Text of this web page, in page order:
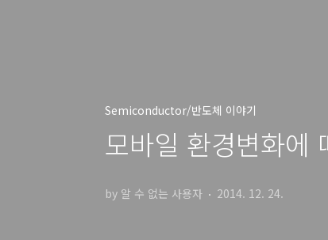
Semiconductor/반도체 이야기
모바일 환경변화에
by 알 수 없는 사용자 2014. 12. 24.